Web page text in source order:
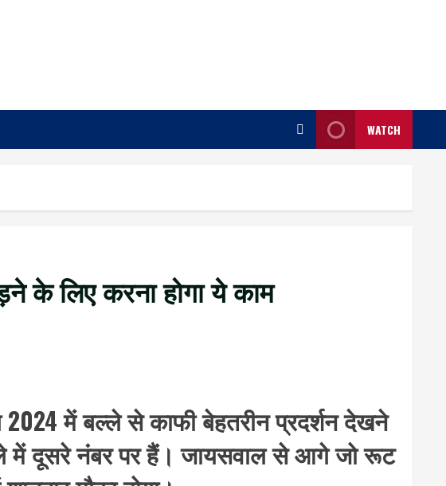
WATCH
के लिए करना होगा ये काम
में बल्ले से काफी बेहतरीन प्रदर्शन देखने
में दूसरे नंबर पर हैं। जायसवाल से आगे जो रूट